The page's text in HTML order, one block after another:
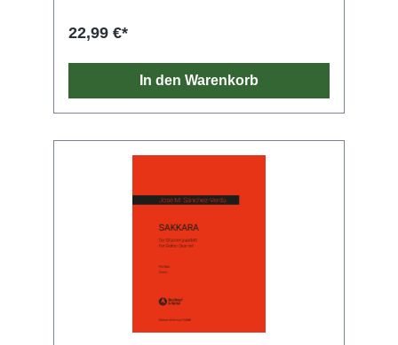
22,99 €*
In den Warenkorb